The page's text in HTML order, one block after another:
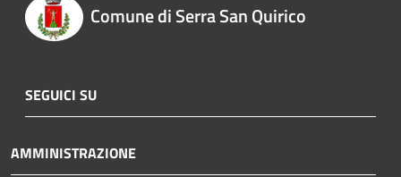
Comune di Serra San Quirico
SEGUICI SU
AMMINISTRAZIONE